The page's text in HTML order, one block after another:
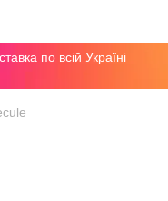
по всій Україні